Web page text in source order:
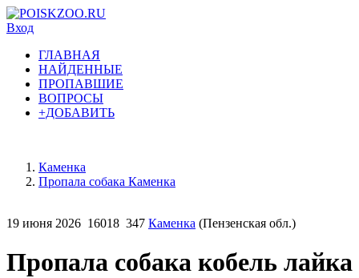
Вход
ГЛАВНАЯ
НАЙДЕННЫЕ
ПРОПАВШИЕ
ВОПРОСЫ
+ДОБАВИТЬ
Каменка
Пропала собака Каменка
19 июня 2026 16018 347 Каменка (Пензенская обл.)
Пропала собака кобель лайка